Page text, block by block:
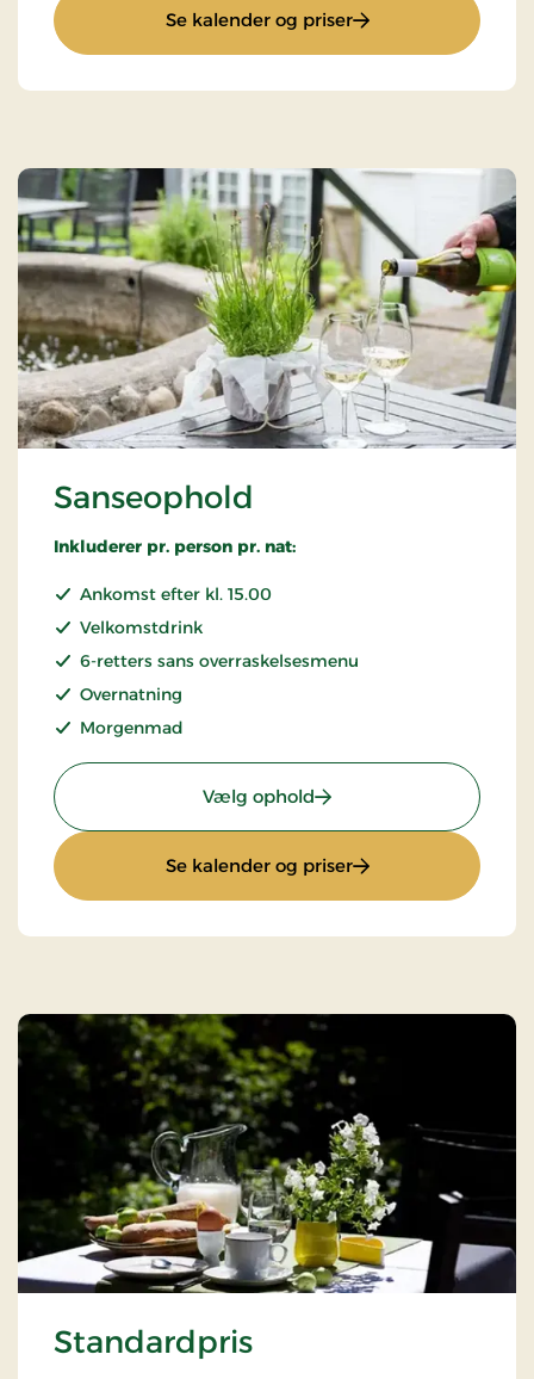
Se kalender og priser: Gourmetophold
Sanseophold
Inkluderer pr. person pr. nat:
Ankomst efter kl. 15.00
Velkomstdrink
6-retters sans overraskelsesmenu
Overnatning
Morgenmad
Vælg ophold: Sanseophold
Se kalender og priser: Sanseophold
Standardpris